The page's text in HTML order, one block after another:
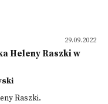
29.09.2022
Heleny Raszki w
Raszki.